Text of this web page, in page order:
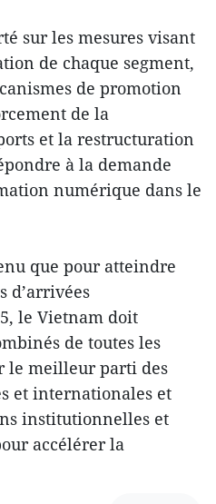
sur les mesures visant
de chaque segment,
de promotion
de la
et la restructuration
à la demande
numérique dans le
que pour atteindre
d’arrivées
le Vietnam doit
de toutes les
le meilleur parti des
et internationales et
institutionnelles et
accélérer la